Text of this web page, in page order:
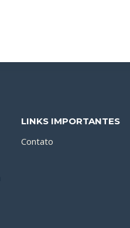
LINKS IMPORTANTES
Contato